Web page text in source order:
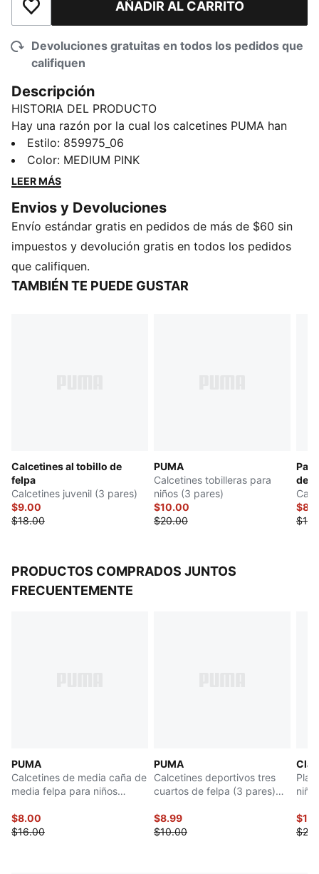
Añadir a la lista de deseosAÑADIR AL CARRITO
Devoluciones gratuitas en todos los pedidos que
califiquen
Descripción
HISTORIA DEL PRODUCTO
Hay una razón por la cual los calcetines PUMA han
inspirado un comportamiento obsesivo en todo el
mundo. Son suaves. Cómodos. Puedes usarlos
siempre. Y cuando te los pones, permanecen donde se
DETALLES
Contiene 3 pares
Combinación de materiales: algodón, poliéster y
spandex
Detalles de la marca PUMA
Estilo: 859975_06
Color: MEDIUM PINK
LEER MÁS
Envios y Devoluciones
Envío estándar gratis en pedidos de más de $60 sin
impuestos y devolución gratis en todos los pedidos
que califiquen.
TAMBIÉN TE PUEDE GUSTAR
Calcetines al tobillo de
felpa
Calcetines juvenil (3 pares)
$9.00
$18.00
PUMA
Calcetines tobilleras para
niños (3 pares)
$10.00
$20.00
de
PRODUCTOS COMPRADOS JUNTOS
FRECUENTEMENTE
PUMA
Calcetines de media caña de
media felpa para niños
$8.00
$16.00
PUMA
Calcetines deportivos tres
cuartos de felpa (3 pares)
$8.99
$10.00